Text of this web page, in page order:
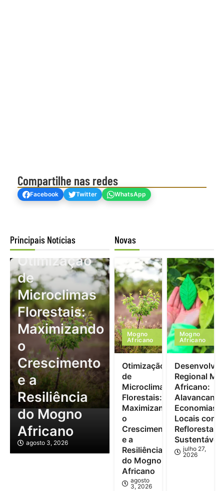
Compartilhe nas redes
Facebook Twitter WhatsApp
Principais Notícias
Mogno Africano
Otimização
de
Microclimas
Florestais:
Maximizando
o
Crescimento
e a
Resiliência
do Mogno
Africano
agosto 3, 2026
Novas
Mogno
Africano
Otimização
de
Microclimas
Florestais:
Maximizando
o
Crescimento
e a
Resiliência
do Mogno
Africano
agosto
3, 2026
Mogno
Africano
Regional
Africano:
Economias
Locais com
Sustentável
julho 27,
2026